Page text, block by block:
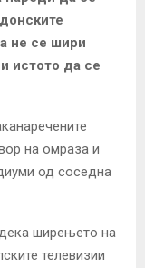
не се шири
истото да се
на омраза и
од соседна
ширењето на
телевизии